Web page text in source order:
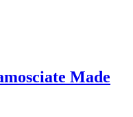
Made